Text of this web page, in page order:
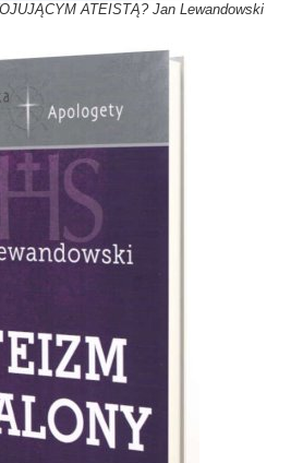
ATEISTĄ? Jan Lewandowski